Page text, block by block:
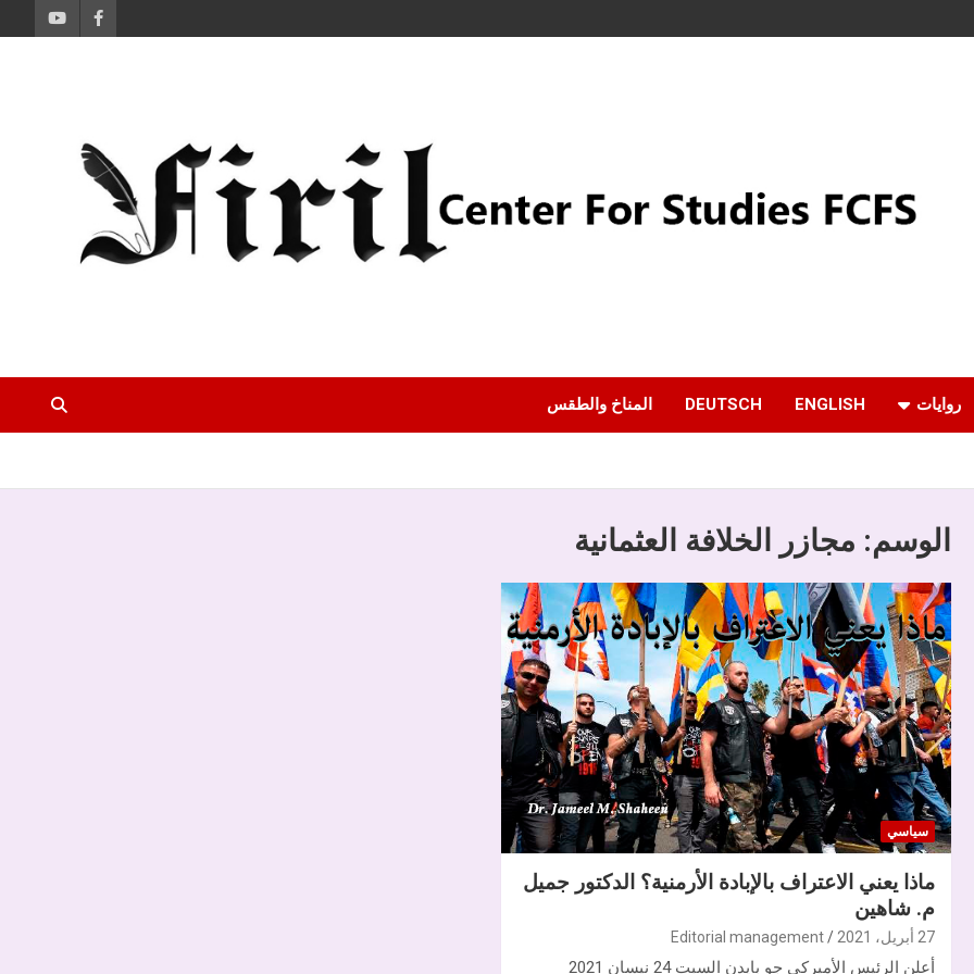
روايات ENGLISH
DEUTSCH المناخ والطقس
الوسم: مجازر الخلافة العثمانية
سياسي
ماذا يعني الاعتراف بالإبادة الأرمنية؟ الدكتور جميل
م. شاهين
27 أبريل، 2021 Editorial management
أعلن الرئيس الأميركي جو بايدن السبت 24 نيسان 2021